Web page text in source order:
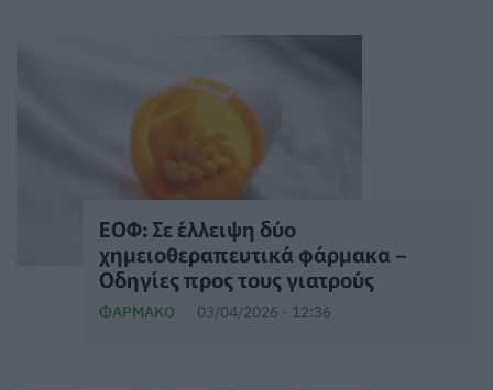
ΕΟΦ: Σε έλλειψη δύο
χημειοθεραπευτικά φάρμακα –
Οδηγίες προς τους γιατρούς
ΦΆΡΜΑΚΟ 03/04/2026 - 12:36